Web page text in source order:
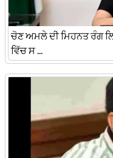
ਚੋਣ ਅਮਲੇ ਦੀ ਮਿਹਨਤ ਰੰਗ
ਵਿੱਚ ਸ ...